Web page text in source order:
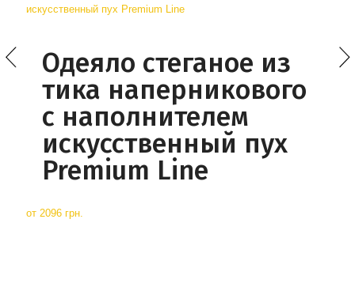
Одеяло стеганое из
тика наперникового
с наполнителем
искусственный пух
Premium Line
от 2096 грн.